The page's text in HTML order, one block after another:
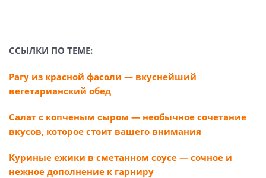
ССЫЛКИ ПО ТЕМЕ:
Рагу из красной фасоли — вкуснейший
вегетарианский обед
Салат с копченым сыром — необычное сочетание
вкусов, которое стоит вашего внимания
Куриные ежики в сметанном соусе — сочное и
нежное дополнение к гарниру